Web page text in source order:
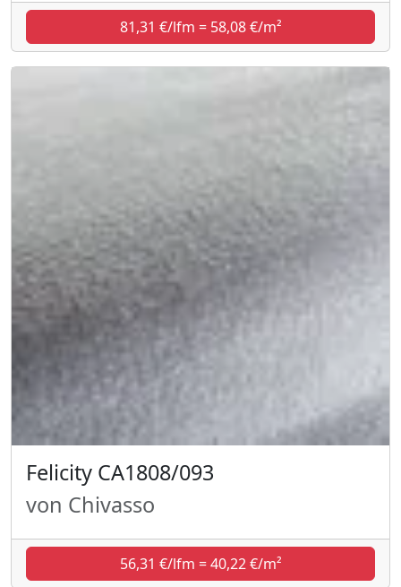
81,31 €/lfm = 58,08 €/m²
Felicity CA1808/093
von Chivasso
56,31 €/lfm = 40,22 €/m²